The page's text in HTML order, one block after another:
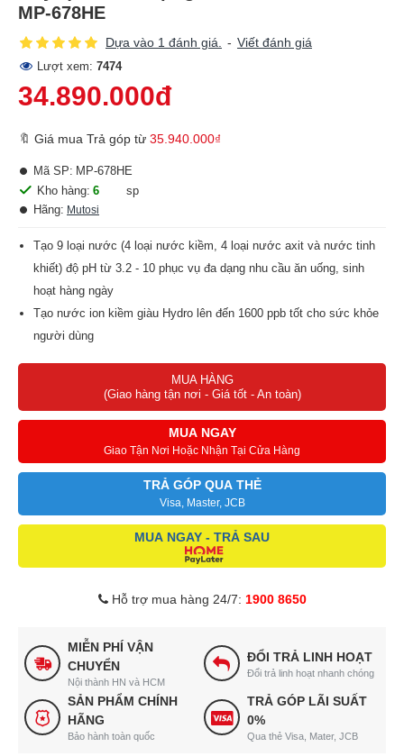
MP-678HE
Dựa vào 1 đánh giá. - Viết đánh giá
Lượt xem: 7474
34.890.000đ
🔖 Giá mua Trả góp từ 35.940.000₫
Kho hàng: 6
sp
Hãng: Mutosi
Mã SP: MP-678HE
Tạo 9 loại nước (4 loại nước kiềm, 4 loại nước axit và nước tinh
khiết) độ pH từ 3.2 - 10 phục vụ đa dạng nhu cầu ăn uống, sinh
hoạt hàng ngày
Tạo nước ion kiềm giàu Hydro lên đến 1600 ppb tốt cho sức khỏe
người dùng
Tính năng thông minh: tự động vệ sinh tấm điện cực, tăng tuổi thọ
máy, tự động cảnh báo thay lõi
Màn hình LED LCD hiển thị mức nước, độ pH, ORP của nước,
Điều khiển cảm ứng hiện đại, thao tác dễ dàng
MUA HÀNG
(Giao hàng tận nơi - Giá tốt - An toàn)
MUA NGAY
Giao Tận Nơi Hoặc Nhận Tại Cửa Hàng
TRẢ GÓP QUA THẺ
Visa, Master, JCB
MUA NGAY - TRẢ SAU
Hỗ trợ mua hàng 24/7: 1900 8650
MIỄN PHÍ VẬN
CHUYỂN
Nội thành HN và HCM
ĐỔI TRẢ LINH HOẠT
Đổi trả linh hoạt nhanh chóng
SẢN PHẨM CHÍNH
HÃNG
Bảo hành toàn quốc
TRẢ GÓP LÃI SUẤT
0%
Qua thẻ Visa, Mater, JCB